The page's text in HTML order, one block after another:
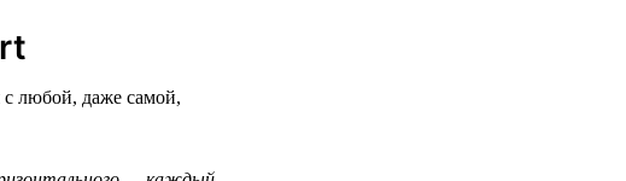
с любой, даже самой,